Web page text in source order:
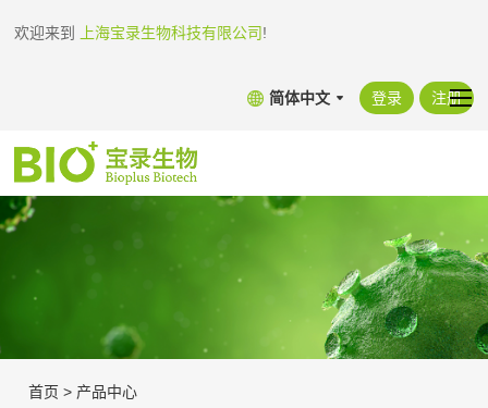
欢迎来到 上海宝录生物科技有限公司!
简体中文 登录 注册
首页 > 产品中心